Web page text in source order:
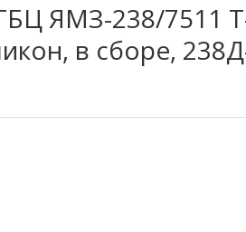
ЯМЗ-238/7511
в сборе,